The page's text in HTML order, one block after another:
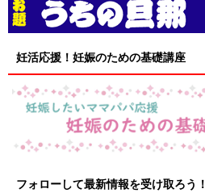
妊活応援！妊娠のための基礎講座
フォローして最新情報を受け取ろう！